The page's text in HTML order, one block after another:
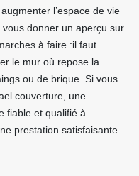
l’espace de vie
vous donner un aperçu sur
à faire :il faut
le mur où repose la
ou de brique. Si vous
couverture, une
fiable et qualifié à
prestation satisfaisante